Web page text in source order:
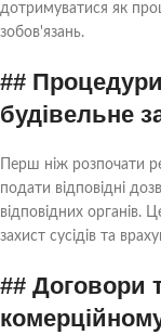
дотримуватися як
зобов'язань.
##
будівельне
Перш ніж розпочати
подати відповідні
відповідних органів.
захист сусідів та
## Договори